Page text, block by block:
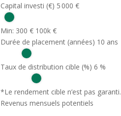
Capital investi (€) 5 000 €
Min: 300 € 100k €
Durée de placement (années) 10 ans
Taux de distribution cible (%) 6 %
*Le rendement cible n’est pas garanti.
Revenus mensuels potentiels